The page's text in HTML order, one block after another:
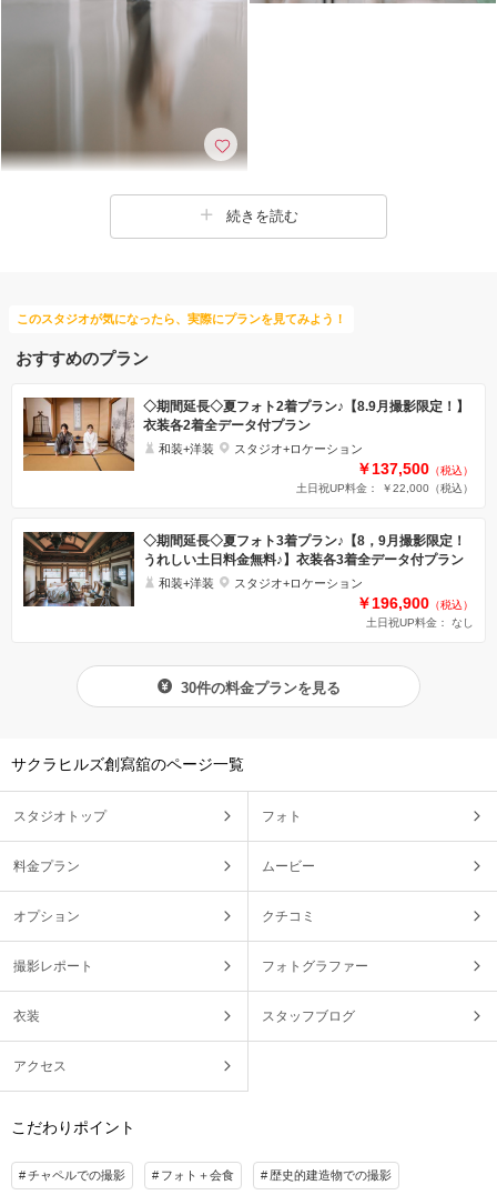
続きを読む
このスタジオが気になったら、実際にプランを見てみよう！
おすすめのプラン
◇期間延長◇夏フォト2着プラン♪【8.9月撮影限定！】
衣装各2着全データ付プラン
和装+洋装 スタジオ+ロケーション
￥137,500 （税込）
土日祝UP料金： ￥22,000 （税込）
◇期間延長◇夏フォト3着プラン♪【8，9月撮影限定！
うれしい土日料金無料♪】衣装各3着全データ付プラン
和装+洋装 スタジオ+ロケーション
￥196,900 （税込）
土日祝UP料金： なし
30件の料金プランを見る
サクラヒルズ創寫舘のページ一覧
スタジオトップ フォト
料金プラン ムービー
オプション クチコミ
撮影レポート フォトグラファー
衣装 スタッフブログ
アクセス
こだわりポイント
チャペルでの撮影 フォト＋会食 歴史的建造物での撮影